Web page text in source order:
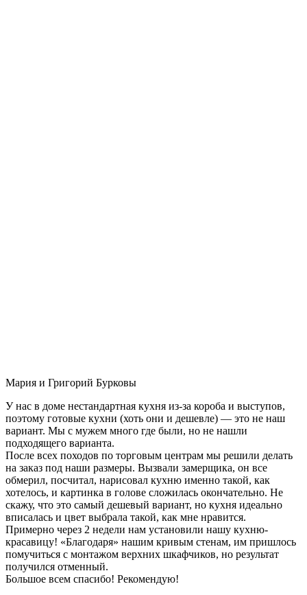
Мария и Григорий Бурковы
У нас в доме нестандартная кухня из-за короба и выступов,
поэтому готовые кухни (хоть они и дешевле) — это не наш
вариант. Мы с мужем много где были, но не нашли
подходящего варианта.
После всех походов по торговым центрам мы решили делать
на заказ под наши размеры. Вызвали замерщика, он все
обмерил, посчитал, нарисовал кухню именно такой, как
хотелось, и картинка в голове сложилась окончательно. Не
скажу, что это самый дешевый вариант, но кухня идеально
вписалась и цвет выбрала такой, как мне нравится.
Примерно через 2 недели нам установили нашу кухню-
красавицу! «Благодаря» нашим кривым стенам, им пришлось
помучиться с монтажом верхних шкафчиков, но результат
получился отменный.
Большое всем спасибо! Рекомендую!